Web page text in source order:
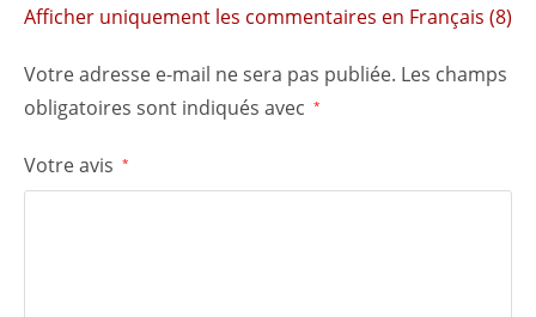
Afficher uniquement les commentaires en Français (8)
Votre adresse e-mail ne sera pas publiée. Les champs
obligatoires sont indiqués avec *
Votre avis *